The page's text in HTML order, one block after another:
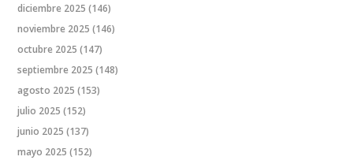
diciembre 2025 (146)
noviembre 2025 (146)
octubre 2025 (147)
septiembre 2025 (148)
agosto 2025 (153)
julio 2025 (152)
junio 2025 (137)
mayo 2025 (152)